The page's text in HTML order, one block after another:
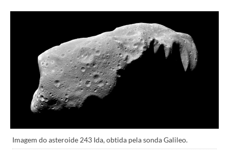
Imagem do asteroide 243 Ida, obtida pela sonda Galileo.